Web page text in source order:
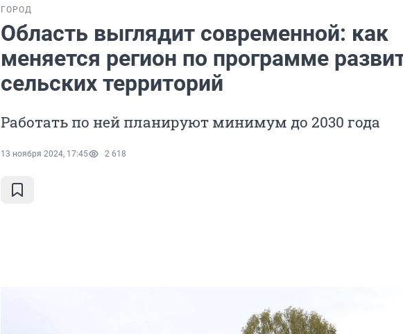
ГОРОД
Область выглядит современной: как
меняется регион по программе
сельских территорий
Работать по ней планируют минимум до 2030 года
13 ноября 2024, 17:45 2 618